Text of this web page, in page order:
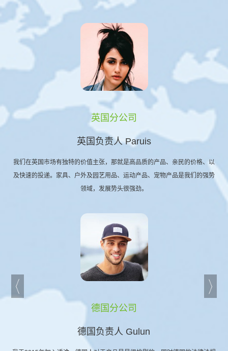
英国分公司
英国负责人 Paruis
我们在英国市场有独特的价值主张，那就是高品质的产品、亲民的价格、以
及快速的投递。家具、户外及园艺用品、运动产品、宠物产品是我们的强势
领域，发展势头很强劲。
德国分公司
德国负责人 Gulun